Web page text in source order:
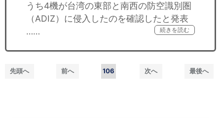
うち4機が台湾の東部と南西の防空識別圏
（ADIZ）に侵入したのを確認したと発表
……
続きを読む
先頭へ 前へ 106 次へ 最後へ